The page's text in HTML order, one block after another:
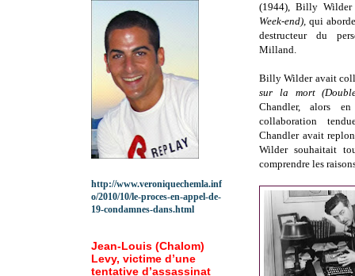
(1944), Billy
Week-end),qui
destructeur du
Milland.
Billy Wilder avait
sur la mort
Chandler, alors
collaboration
Chandler avait
Wilder souhaitait
comprendre les
http://www.veroniquechemla.inf
o/2010/10/le-proces-en-appel-de-
19-condamnes-dans.html
Jean-Louis (Chalom)
Levy, victime d’une
tentative d’assassinat